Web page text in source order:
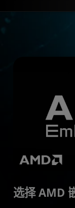
选择 AMD